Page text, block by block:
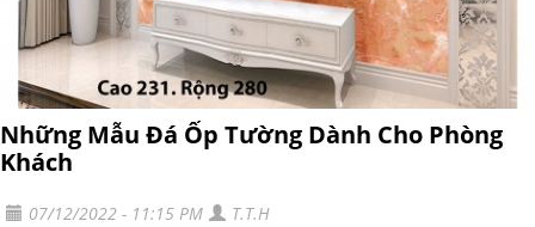
Những Mẫu Đá Ốp Tường Dành Cho Phòng
Khách
07/12/2022 - 11:15 PM
T.T.H